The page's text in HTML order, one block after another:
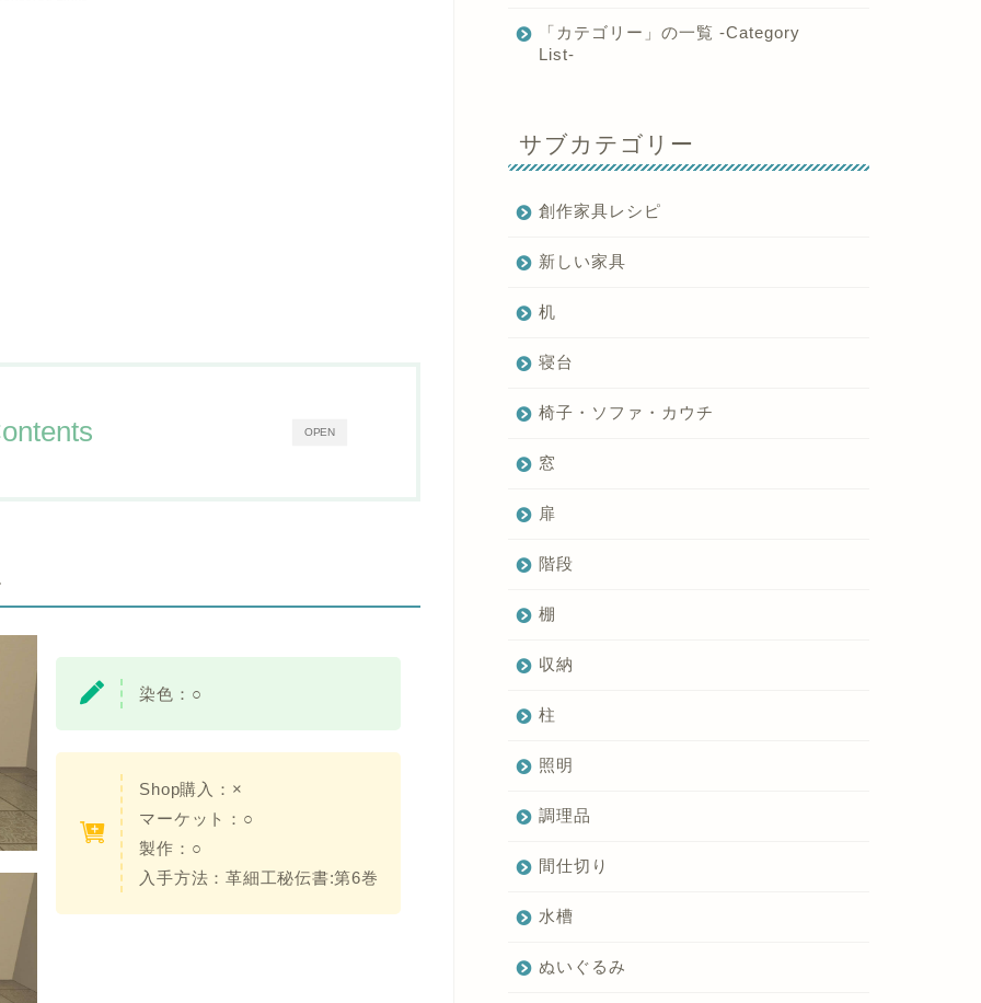
OPEN
染色：○
Shop購入：×
マーケット：○
製作：○
入手方法：革細工秘伝書:第6巻
「カテゴリー」の一覧 -Category
List-
サブカテゴリー
創作家具レシピ
新しい家具
机
寝台
椅子・ソファ・カウチ
窓
扉
階段
棚
収納
柱
照明
調理品
間仕切り
水槽
ぬいぐるみ